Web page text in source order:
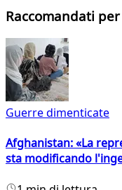
Raccomandati
Guerre dimenticate
Afghanistan: «La
sta modificando